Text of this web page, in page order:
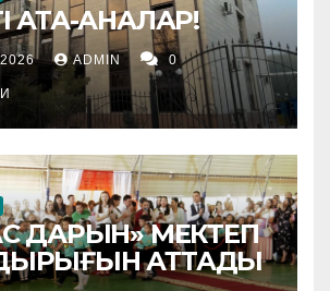
АТА-АНАЛАР!
ADMIN 0
ДАРЫН» МЕКТЕП
АТТАДЫ